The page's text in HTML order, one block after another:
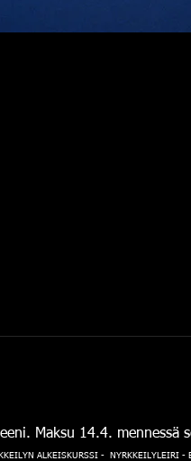
Maksu 14.4. mennessä
ALKEISKURSSI - NYRKKEILYLEIRI -